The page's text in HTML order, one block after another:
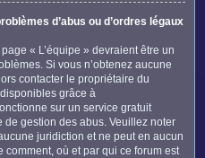
d’abus ou d’ordres légaux
« L’équipe » devraient être un
Si vous n’obtenez aucune
contacter le propriétaire du
grâce à
sur un service gratuit
de gestion des abus. Veuillez noter
juridiction et ne peut en aucun
où et par qui ce forum est